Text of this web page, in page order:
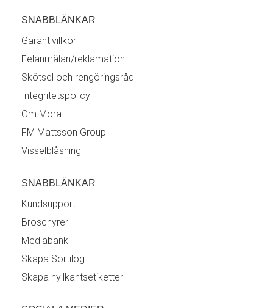
SNABBLÄNKAR
Garantivillkor
Felanmälan/reklamation
Skötsel och rengöringsråd
Integritetspolicy
Om Mora
FM Mattsson Group
Visselblåsning
SNABBLÄNKAR
Kundsupport
Broschyrer
Mediabank
Skapa Sortilog
Skapa hyllkantsetiketter